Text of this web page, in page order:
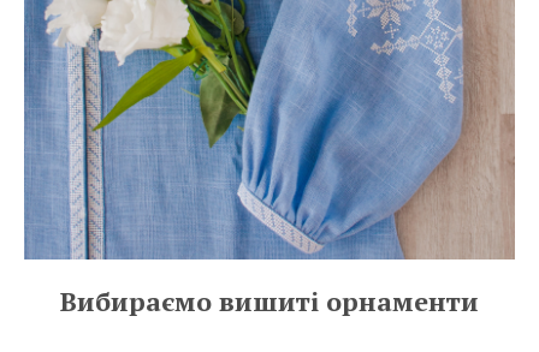
Вибираємо вишиті орнаменти